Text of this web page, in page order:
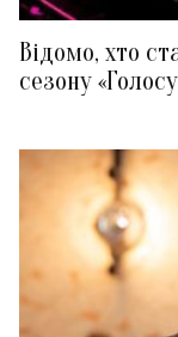
Відомо, хто
сезону